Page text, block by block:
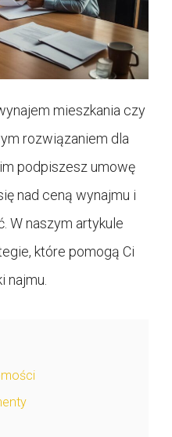
mieszkania czy
rozwiązaniem dla
podpiszesz umowę
nad ceną wynajmu i
W naszym artykule
które pomogą Ci
najmu.